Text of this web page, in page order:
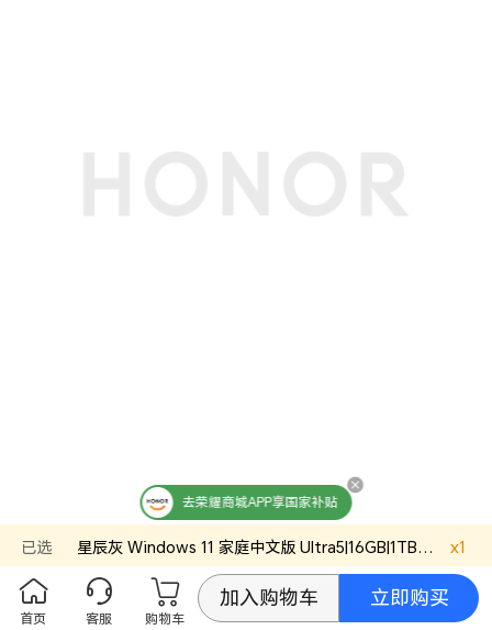
去荣耀商城APP享国家补贴
已选 星辰灰 Windows 11 家庭中文版 Ultra5|16GB|1TB 官方标配
x1
首页 客服 购物车
加入购物车 立即购买